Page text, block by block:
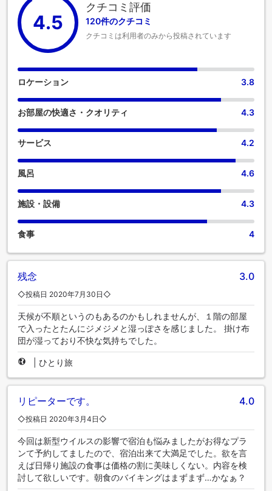
4.5
クチコミ評価
120件のクチコミ
クチコミは利用者のみから投稿されています
ロケーション 3.8
お部屋の快適さ・クオリティ 4.3
サービス 4.2
風呂 4.6
施設・設備 4.3
食事 4
残念 3.0
◇投稿日 2020年7月30日◇
天候が不順というのもあるのかもしれませんが、１階の部屋
で入ったとたんにジメジメと湿っぽさを感じました。 掛け布
団が湿っており不快な気持ちでした。
ひとり旅
リピーターです。 4.0
◇投稿日 2020年3月4日◇
今回は新型ウイルスの影響で宿泊も悩みましたがお得なプラ
ンて予約してましたので、宿泊出来て大満足でした。欲を言
えば日帰り施設の食事は価格の割に美味しくない。内容を検
討して欲しいです。朝食のバイキングはまずまず…かなぁ？